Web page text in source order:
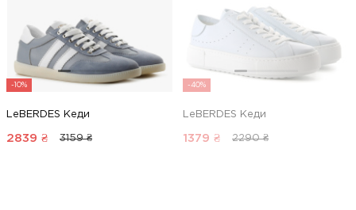
-10%
LeBERDES Кеди
2839 ₴ 3159 ₴
-40%
LeBERDES Кеди
1379 ₴ 2290 ₴